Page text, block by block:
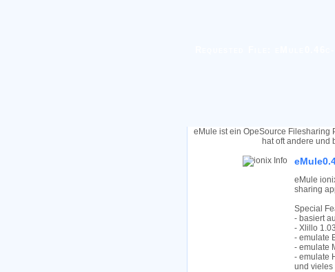
eMule ist ein OpeSource Filesharing
hat oft andere und
eMule
sharing
Special
- basiert
- Xlillo
- emulate
- emulate
- emulate
und vieles